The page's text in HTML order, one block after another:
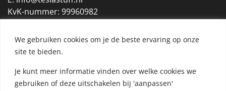
We gebruiken cookies om je de beste ervaring op onze
site te bieden.
Je kunt meer informatie vinden over welke cookies we
gebruiken of deze uitschakelen bij 'aanpassen'
KvK-nummer: 99960982
Openingstijden
Maandag 09:00 tot 17:30
Dinsdag 09:00 tot 17:30
Woensdag 09:00 tot 17:30